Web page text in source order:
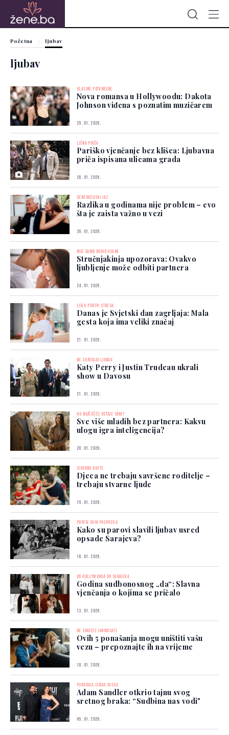
Početna ljubav
ljubav
GLASINE POTVRĐENE
Nova romansa u Hollywoodu: Dakota
Johnson viđena s poznatim muzičarem
29. 01. 2026.
LIČNA PRIČA
Pariško vjenčanje bez klišea: Ljubavna
priča ispisana ulicama grada
26. 01. 2026.
GENERACIJSKI JAZ
Razlika u godinama nije problem – evo
šta je zaista važno u vezi
26. 01. 2026.
NIJE SAMO DODIR USANA
Stručnjakinja upozorava: Ovakvo
ljubljenje može odbiti partnera
24. 01. 2026.
LIJEK PROTIV STRESA
Danas je Svjetski dan zagrljaja: Mala
gesta koja ima veliki značaj
21. 01. 2026.
NE SKRIVAJU LJUBAV
Katy Perry i Justin Trudeau ukrali
show u Davosu
21. 01. 2026.
KO NAJČEŠĆE OSTAJE SAM?
Sve više mladih bez partnera: Kakvu
ulogu igra inteligencija?
20. 01. 2026.
SIGURNO DIJETE
Djeca ne trebaju savršene roditelje –
trebaju stvarne ljude
19. 01. 2026.
PROTIV SVIH PREPREKA
Kako su parovi slavili ljubav usred
opsade Sarajeva?
16. 01. 2026.
OD HOLLYWOODA DO SARAJEVA
Godina sudbonosnog „da“: Slavna
vjenčanja o kojima se pričalo
13. 01. 2026.
NE SMIJETE IGNORISATI
Ovih 5 ponašanja mogu uništiti vašu
vezu – prepoznajte ih na vrijeme
10. 01. 2026.
PORODICA IZNAD SVEGA
Adam Sandler otkrio tajnu svog
sretnog braka: “Sudbina nas vodi"
05. 01. 2026.